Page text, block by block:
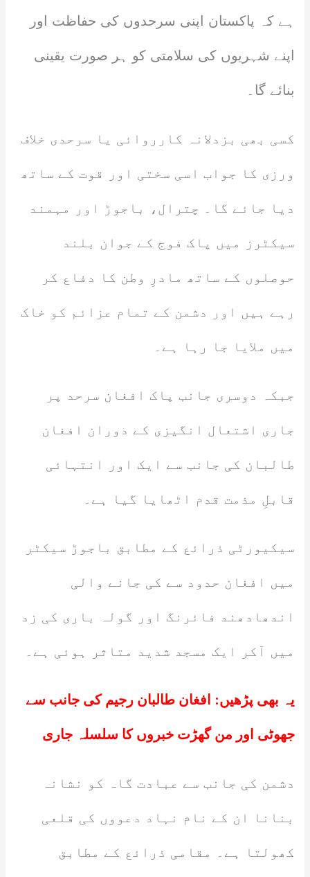
ہے کہ پاکستان اپنی سرحدوں کی حفاظت اور
اپنے شہریوں کی سلامتی کو ہر صورت یقینی
بنائے گا۔
کسی بھی بزدلانہ کارروائی یا سرحدی خلاف
ورزی کا جواب اسی سختی اور قوت کے ساتھ
دیا جائے گا۔ چترال، باجوڑ اور مہمند
سیکٹرز میں پاک فوج کے جوان بلند
حوصلوں کے ساتھ مادرِ وطن کا دفاع کر
رہے ہیں اور دشمن کے تمام عزائم کو خاک
میں ملایا جا رہا ہے۔
جبکہ دوسری جانب پاک افغان سرحد پر
جاری اشتعال انگیزی کے دوران افغان
طالبان کی جانب سے ایک اور انتہائی
قابلِ مذمت قدم اٹھایا گیا ہے۔
سیکیورٹی ذرائع کے مطابق باجوڑ سیکٹر
میں افغان حدود سے کی جانے والی
اندھادھند فائرنگ اور گولہ باری کی زد
میں آکر ایک مسجد شدید متاثر ہوئی ہے۔
یہ بھی پڑھیں: افغان طالبان رجیم کی جانب سے
جھوٹی اور من گھڑت خبروں کا سلسلہ جاری
دشمن کی جانب سے عبادت گاہ کو نشانہ
بنانا ان کے نام نہاد دعووں کی قلعی
کھولتا ہے۔ مقامی ذرائع کے مطابق